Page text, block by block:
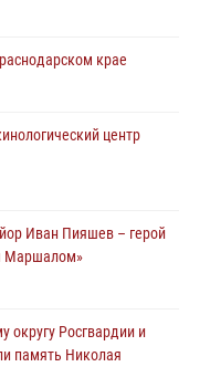
крае
центр
Иван Пияшев – герой
Маршалом»
округу Росгвардии и
память Николая